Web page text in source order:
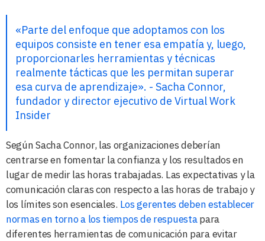
«Parte del enfoque que adoptamos con los
equipos consiste en tener esa empatía y, luego,
proporcionarles herramientas y técnicas
realmente tácticas que les permitan superar
esa curva de aprendizaje». - Sacha Connor,
fundador y director ejecutivo de Virtual Work
Insider
Según Sacha Connor, las organizaciones deberían
centrarse en fomentar la confianza y los resultados en
lugar de medir las horas trabajadas. Las expectativas y la
comunicación claras con respecto a las horas de trabajo y
los límites son esenciales. Los gerentes deben establecer
normas en torno a los tiempos de respuestapara
diferentes herramientas de comunicación para evitar